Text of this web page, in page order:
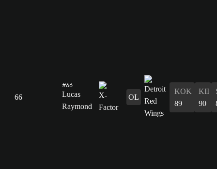
66
#66
Lucas
Raymond
OL
KOK
89
KII
90